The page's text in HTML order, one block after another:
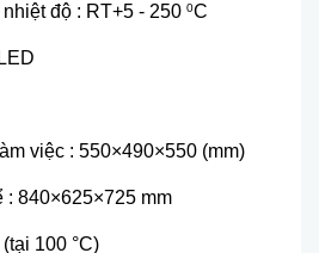
độ : RT+5 - 250 0C
việc : 550×490×550 (mm)
840×625×725 mm
100 °C)